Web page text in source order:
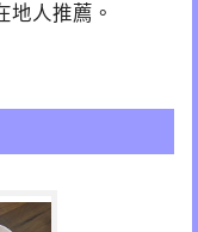
地人推薦。